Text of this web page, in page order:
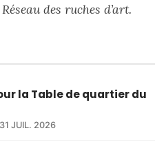
des ruches d’art.
la Table de quartier du
31 JUIL. 2026